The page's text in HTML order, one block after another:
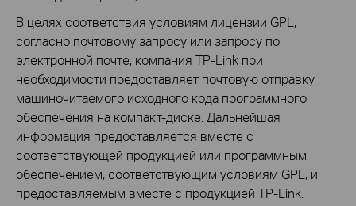
В целях соответствия условиям лицензии GPL,
согласно почтовому запросу или запросу по
электронной почте, компания TP-Link при
необходимости предоставляет почтовую отправку
машиночитаемого исходного кода программного
обеспечения на компакт-диске. Дальнейшая
информация предоставляется вместе с
соответствующей продукцией или программным
обеспечением, соответствующим условиям GPL, и
предоставляемым вместе с продукцией TP-Link.